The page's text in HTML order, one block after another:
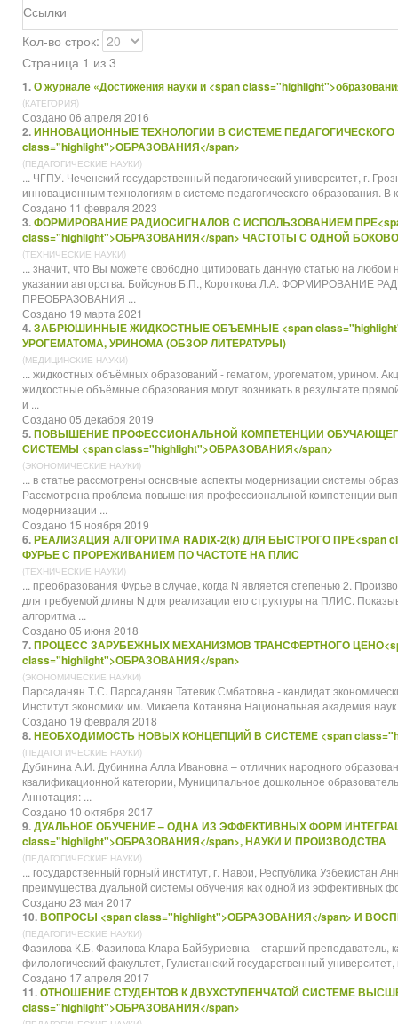
Ссылки
Кол-во строк:
Страница 1 из 3
1.О журнале «Достижения науки и <span
(КАТЕГОРИЯ)
Создано 06 апреля 2016
2.ИННОВАЦИОННЫЕ ТЕХНОЛОГИИ В СИСТЕМЕ ПЕДАГОГИЧЕСКОГО
class="highlight">ОБРАЗОВАНИЯ</span>
(ПЕДАГОГИЧЕСКИЕ НАУКИ)
... ЧГПУ. Чеченский государственный педагогический университет, г.
инновационным технологиям в системе педагогического образования. В
Создано 11 февраля 2023
3.ФОРМИРОВАНИЕ РАДИОСИГНАЛОВ С ИСПОЛЬЗОВАНИЕМ
class="highlight">ОБРАЗОВАНИЯ</span> ЧАСТОТЫ С ОДНОЙ
(ТЕХНИЧЕСКИЕ НАУКИ)
... значит, что Вы можете свободно цитировать данную статью на
указании авторства. Бойсунов Б.П., Короткова Л.А.
ПРЕОБРАЗОВАНИЯ ...
Создано 19 марта 2021
4.ЗАБРЮШИННЫЕ ЖИДКОСТНЫЕ ОБЪЕМНЫЕ <span
УРОГЕМАТОМА, УРИНОМА (ОБЗОР ЛИТЕРАТУРЫ)
(МЕДИЦИНСКИЕ НАУКИ)
... жидкостных объёмных образований - гематом, урогематом, урином.
жидкостные объёмные образования могут возникать в результате
и ...
Создано 05 декабря 2019
5.ПОВЫШЕНИЕ ПРОФЕССИОНАЛЬНОЙ КОМПЕТЕНЦИИ
СИСТЕМЫ <span class="highlight">ОБРАЗОВАНИЯ</span>
(ЭКОНОМИЧЕСКИЕ НАУКИ)
... в статье рассмотрены основные аспекты модернизации системы
Рассмотрена проблема повышения профессиональной компетенции
модернизации ...
Создано 15 ноября 2019
6.РЕАЛИЗАЦИЯ АЛГОРИТМА RADIX-2(k) ДЛЯ БЫСТРОГО ПРЕ<span
ФУРЬЕ С ПРОРЕЖИВАНИЕМ ПО ЧАСТОТЕ НА ПЛИС
(ТЕХНИЧЕСКИЕ НАУКИ)
... преобразования Фурье в случае, когда N является степенью 2.
для требуемой длины N для реализации его структуры на ПЛИС.
алгоритма ...
Создано 05 июня 2018
7.ПРОЦЕСС ЗАРУБЕЖНЫХ МЕХАНИЗМОВ ТРАНСФЕРТНОГО
class="highlight">ОБРАЗОВАНИЯ</span>
(ЭКОНОМИЧЕСКИЕ НАУКИ)
Парсаданян Т.С. Парсаданян Татевик Смбатовна - кандидат
Институт экономики им. Микаела Котаняна Национальная академия
Создано 19 февраля 2018
8.НЕОБХОДИМОСТЬ НОВЫХ КОНЦЕПЦИЙ В СИСТЕМЕ <span
(ПЕДАГОГИЧЕСКИЕ НАУКИ)
Дубинина А.И. Дубинина Алла Ивановна – отличник народного
квалификационной категории, Муниципальное дошкольное
Аннотация: ...
Создано 10 октября 2017
9.ДУАЛЬНОЕ ОБУЧЕНИЕ – ОДНА ИЗ ЭФФЕКТИВНЫХ ФОРМ
class="highlight">ОБРАЗОВАНИЯ</span>, НАУКИ И ПРОИЗВОДСТВА
(ПЕДАГОГИЧЕСКИЕ НАУКИ)
... государственный горный институт, г. Навои, Республика Узбекистан
преимущества дуальной системы обучения как одной из эффективных
Создано 23 мая 2017
10.ВОПРОСЫ <span class="highlight">ОБРАЗОВАНИЯ</span> И
(ПЕДАГОГИЧЕСКИЕ НАУКИ)
Фазилова К.Б. Фазилова Клара Байбуриевна – старший преподаватель,
филологический факультет, Гулистанский государственный университет,
Создано 17 апреля 2017
11.ОТНОШЕНИЕ СТУДЕНТОВ К ДВУХСТУПЕНЧАТОЙ СИСТЕМЕ
class="highlight">ОБРАЗОВАНИЯ</span>